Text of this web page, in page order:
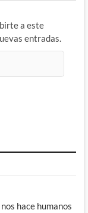
a este
entradas.
hace humanos